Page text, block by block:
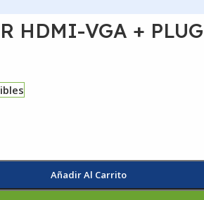
HDMI-VGA +
Añadir Al Carrito